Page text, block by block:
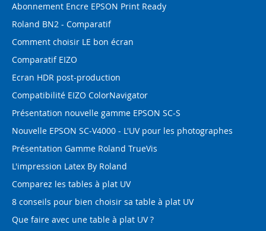
Abonnement Encre EPSON Print Ready
Roland BN2 - Comparatif
Comment choisir LE bon écran
Comparatif EIZO
Ecran HDR post-production
Compatibilité EIZO ColorNavigator
Présentation nouvelle gamme EPSON SC-S
Nouvelle EPSON SC-V4000 - L'UV pour les photographes
Présentation Gamme Roland TrueVis
L'impression Latex By Roland
Comparez les tables à plat UV
8 conseils pour bien choisir sa table à plat UV
Que faire avec une table à plat UV ?